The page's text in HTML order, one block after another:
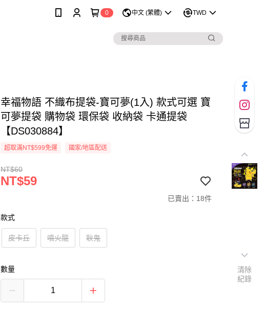
0 中文 (繁體) TWD
幸福物語 不織布提袋-寶可夢(1入) 款式可選 寶
可夢提袋 購物袋 環保袋 收納袋 卡通提袋
【DS030884】
超取滿NT$599免運 國家/地區配送
NT$60
NT$59
已賣出：18件
款式
皮卡丘 噴火龍 耿鬼
數量
清除
紀錄